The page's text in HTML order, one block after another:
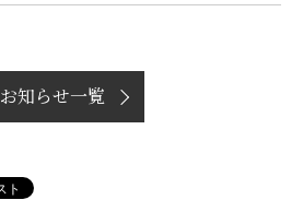
お知らせ一覧